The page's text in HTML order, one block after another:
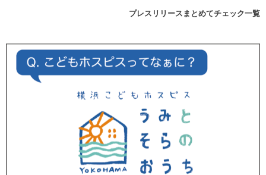
プレスリリースまとめてチェック一覧